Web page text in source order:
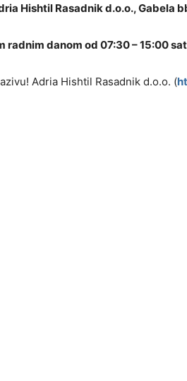
Hishtil Rasadnik d.o.o., Gabela
radnim danom od 07:30 – 15:00
Adria Hishtil Rasadnik d.o.o. (